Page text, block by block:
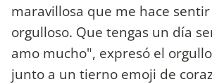
maravillosa que me hace
orgulloso. Que tengas un día
amo mucho", expresó el
junto a un tierno emoji de